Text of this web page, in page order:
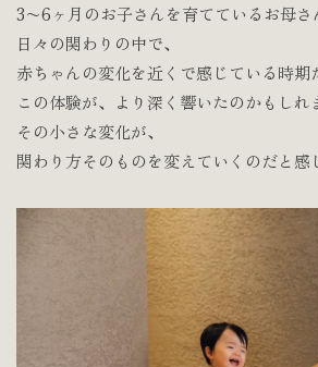
3〜6ヶ月のお子さんを育てているお母さ
日々の関わりの中で、
赤ちゃんの変化を近くで感じている時期
この体験が、より深く響いたのかもしれ
その小さな変化が、
関わり方そのものを変えていくのだと感